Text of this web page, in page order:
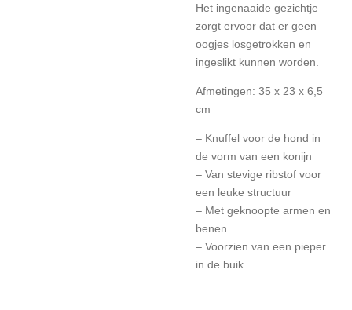
Het ingenaaide gezichtje
zorgt ervoor dat er geen
oogjes losgetrokken en
ingeslikt kunnen worden.
Afmetingen: 35 x 23 x 6,5
cm
– Knuffel voor de hond in
de vorm van een konijn
– Van stevige ribstof voor
een leuke structuur
– Met geknoopte armen en
benen
– Voorzien van een pieper
in de buik